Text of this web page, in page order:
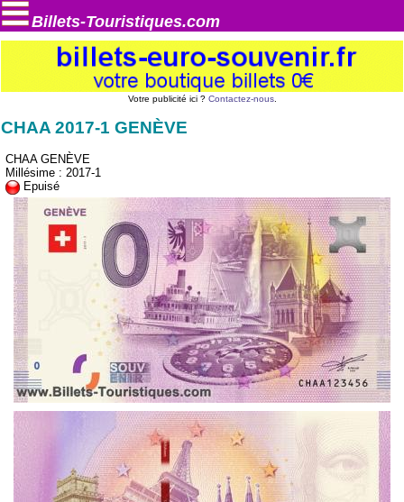
Billets-Touristiques.com
Votre publicité ici ? Contactez-nous.
CHAA 2017-1 GENÈVE
CHAA GENÈVE
Millésime : 2017-1
Epuisé